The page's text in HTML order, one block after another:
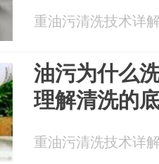
重油污清洗技术详
油污为什么
理解清洗的
重油污清洗技术详